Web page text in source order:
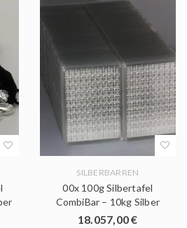
SILBERBARREN
00x 100g Silbertafel
CombiBar – 10kg Silber
18.057,00€